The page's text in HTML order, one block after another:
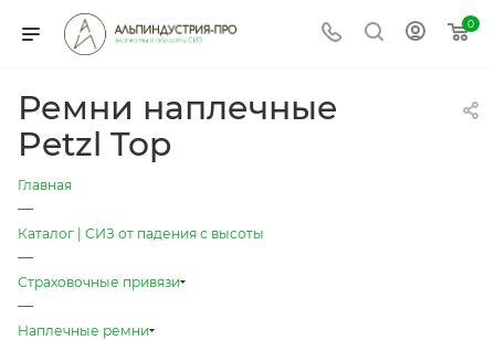
0
Ремни наплечные
Petzl Top
Главная
—
Каталог | СИЗ от падения с высоты
—
Страховочные привязи
—
Наплечные ремни